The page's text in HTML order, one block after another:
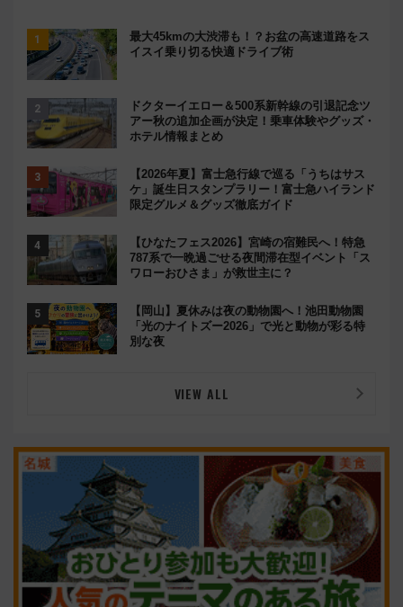
最大45kmの大渋滞も！？お盆の高速道路をス
イスイ乗り切る快適ドライブ術
ドクターイエロー＆500系新幹線の引退記念ツ
アー秋の追加企画が決定！乗車体験やグッズ・
ホテル情報まとめ
【2026年夏】富士急行線で巡る「うちはサス
ケ」誕生日スタンプラリー！富士急ハイランド
限定グルメ＆グッズ徹底ガイド
【ひなたフェス2026】宮崎の宿難民へ！特急
787系で一晩過ごせる夜間滞在型イベント「ス
ワローおひさま」が救世主に？
【岡山】夏休みは夜の動物園へ！池田動物園
「光のナイトズー2026」で光と動物が彩る特
別な夜
VIEW ALL